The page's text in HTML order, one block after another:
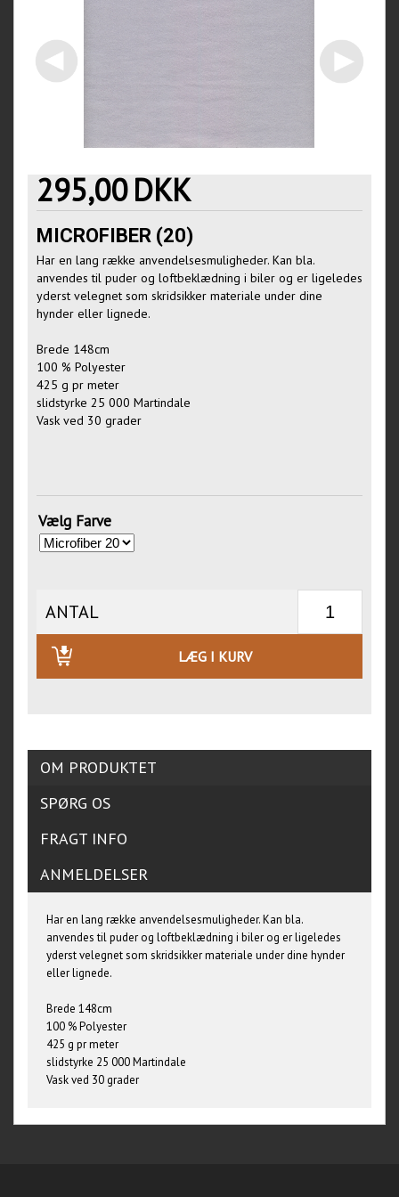
295,00DKK
MICROFIBER (20)
Har en lang række anvendelsesmuligheder. Kan bla.
anvendes til puder og loftbeklædning i biler og er ligeledes
yderst velegnet som skridsikker materiale under dine
hynder eller lignede.
Brede 148cm
100 % Polyester
425 g pr meter
slidstyrke 25 000 Martindale
Vask ved 30 grader
Vælg Farve
ANTAL
LÆG I KURV
OM PRODUKTET
SPØRG OS
FRAGT INFO
ANMELDELSER
Har en lang række anvendelsesmuligheder. Kan bla.
anvendes til puder og loftbeklædning i biler og er ligeledes
yderst velegnet som skridsikker materiale under dine hynder
eller lignede.
Brede 148cm
100 % Polyester
425 g pr meter
slidstyrke 25 000 Martindale
Vask ved 30 grader